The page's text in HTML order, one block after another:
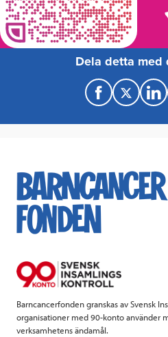
Dela detta med
F
a
e
b
k
T
w
t
t
L
i
k
e
Barncancerfonden granskas av Svensk
organisationer med 90-konto använder
verksamhetens ändamål.